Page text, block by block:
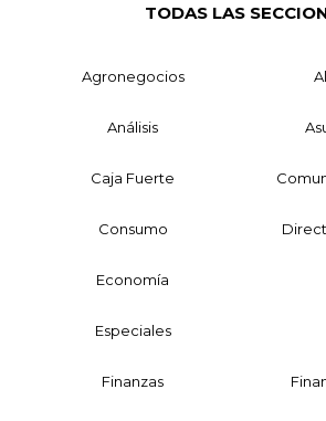
TODAS LAS
Agronegocios
Análisis
Caja Fuerte
Consumo
Economía
Especiales
Finanzas